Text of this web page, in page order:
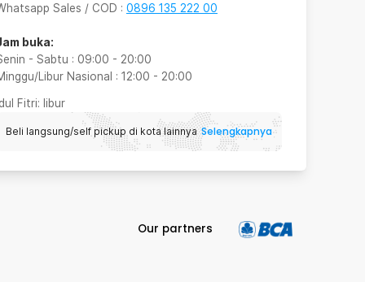
Sales / COD : 0896 135 222 00
buka:
- Sabtu : 09:00 - 20:00
Libur Nasional : 12:00 - 20:00
Fitri: libur
Beli langsung/self pickup di kota lainnya Selengkapnya
Our partners